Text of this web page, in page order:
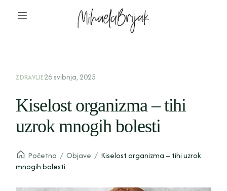
ZDRAVLJE26 svibnja, 2025
Kiselost organizma – tihi
uzrok mnogih bolesti
Početna / Objave / Kiselost organizma – tihi uzrok
mnogih bolesti